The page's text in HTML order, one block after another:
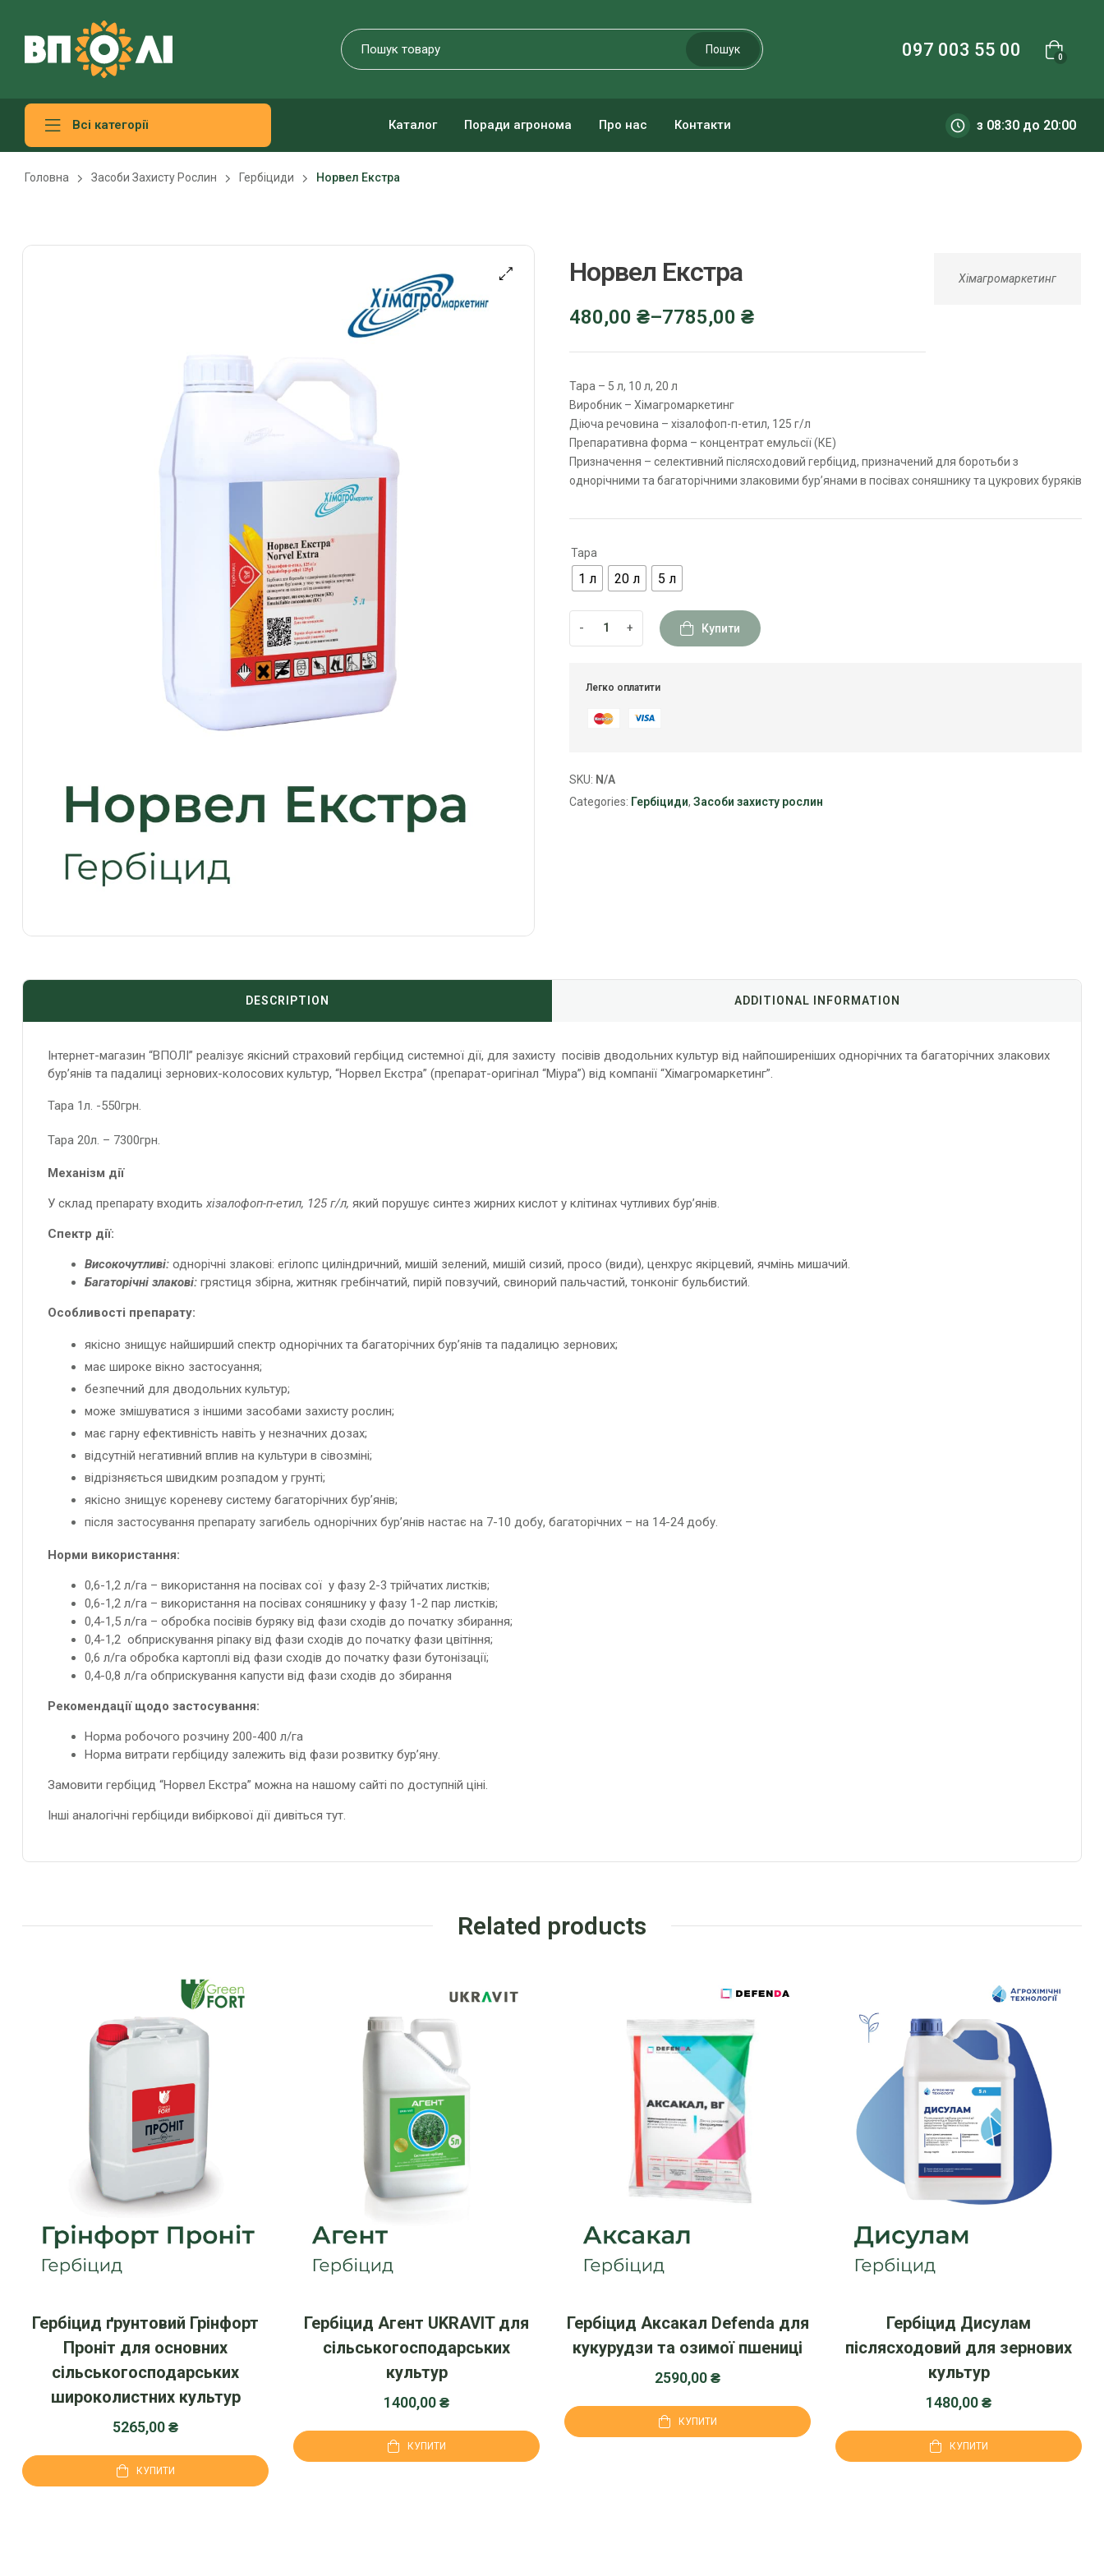
Пошук 097 003 55 00 0
Всі категорії Каталог Поради агронома Про нас Контакти з 08:30 до 20:00
Головна Засоби Захисту Рослин Гербіциди Норвел Екстра
Хімагромаркетинг
Норвел Екстра
480,00 ₴–7785,00 ₴
Тара – 5 л, 10 л, 20 л
Виробник – Хімагромаркетинг
Діюча речовина – хізалофоп-п-етил, 125 г/л
Препаративна форма – концентрат емульсії (КЕ)
Призначення – селективний післясходовий гербіцид, призначений для боротьби з
однорічними та багаторічними злаковими бур’янами в посівах соняшнику та цукрових буряків
Тара
1 л 20 л 5 л
- + Купити
Легко оплатити
SKU: N/A
Categories: Гербіциди, Засоби захисту рослин
DESCRIPTION ADDITIONAL INFORMATION
Інтернет-магазин “ВПОЛІ” реалізує якісний страховий гербіцид системної дії, для захисту посівів дводольних культур від найпоширеніших однорічних та багаторічних злакових
бур’янів та падалиці зернових-колосових культур, “Норвел Екстра” (препарат-оригінал “Міура”) від компанії “Хімагромаркетинг”.
Тара 1л. -550грн.
Тара 20л. – 7300грн.
Механізм дії
У склад препарату входить хізалофоп-п-етил, 125 г/л, який порушує синтез жирних кислот у клітинах чутливих бур’янів.
Спектр дії:
Високочутливі: однорічні злакові: егілопс циліндричний, мишій зелений, мишій сизий, просо (види), ценхрус якірцевий, ячмінь мишачий.
Багаторічні злакові: грястиця збірна, житняк гребінчатий, пирій повзучий, свинорий пальчастий, тонконіг бульбистий.
Особливості препарату:
якісно знищує найширший спектр однорічних та багаторічних бур’янів та падалицю зернових;
має широке вікно застосуання;
безпечний для дводольних культур;
може змішуватися з іншими засобами захисту рослин;
має гарну ефективність навіть у незначних дозах;
відсутній негативний вплив на культури в сівозміні;
відрізняється швидким розпадом у грунті;
якісно знищує кореневу систему багаторічних бур’янів;
після застосування препарату загибель однорічних бур’янів настає на 7-10 добу, багаторічних – на 14-24 добу.
Норми використання:
0,6-1,2 л/га – використання на посівах сої у фазу 2-3 трійчатих листків;
0,6-1,2 л/га – використання на посівах соняшнику у фазу 1-2 пар листків;
0,4-1,5 л/га – обробка посівів буряку від фази сходів до початку збирання;
0,4-1,2 обприскування ріпаку від фази сходів до початку фази цвітіння;
0,6 л/га обробка картоплі від фази сходів до початку фази бутонізації;
0,4-0,8 л/га обприскування капусти від фази сходів до збирання
Рекомендації щодо застосування:
Норма робочого розчину 200-400 л/га
Норма витрати гербіциду залежить від фази розвитку бур’яну.
Замовити гербіцид “Норвел Екстра” можна на нашому сайті по доступній ціні.
Інші аналогічні гербіциди вибіркової дії дивіться тут.
Related products
Гербіцид ґрунтовий Грінфорт
Проніт для основних
сільськогосподарських
широколистних культур
5265,00₴
КУПИТИ
Гербіцид Агент UKRAVIT для
сільськогосподарських
культур
1400,00₴
КУПИТИ
Гербіцид Аксакал Defenda для
кукурудзи та озимої пшениці
2590,00₴
КУПИТИ
Гербіцид Дисулам
післясходовий для зернових
культур
1480,00₴
КУПИТИ